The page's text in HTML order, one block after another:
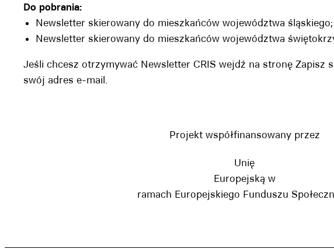
Do pobrania:
Newsletter skierowany do mieszkańców województwa śląskiego;
Newsletter skierowany do mieszkańców województwa
Jeśli chcesz otrzymywać Newsletter CRIS wejdź na stronę Zapisz
swój adres e-mail.
Projekt współfinansowany przez
Unię
Europejską w
ramach Europejskiego Funduszu